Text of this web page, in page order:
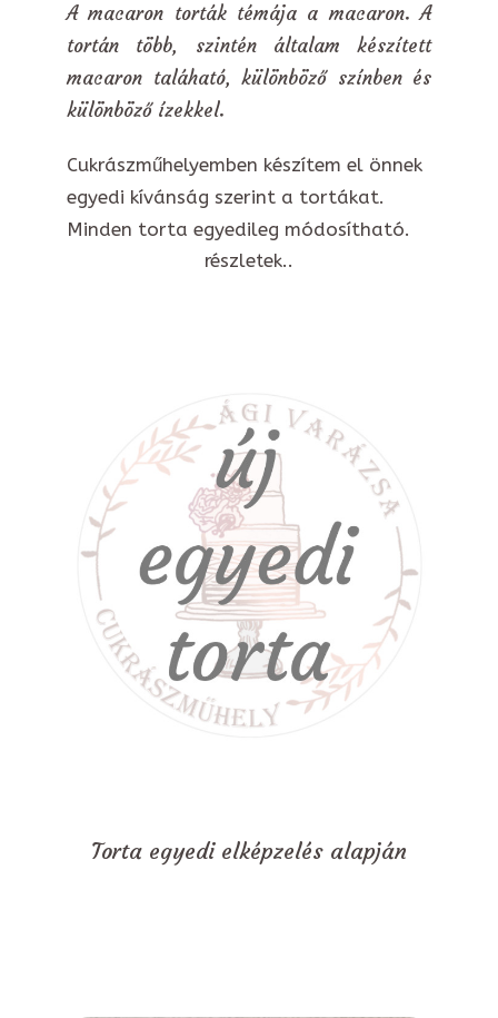
A macaron torták témája a macaron. A
tortán több, szintén általam készített
macaron taláható, különböző színben és
különböző ízekkel.
Cukrászműhelyemben készítem el önnek
egyedi kívánság szerint a tortákat.
Minden torta egyedileg módosítható.
részletek..
Torta egyedi elképzelés alapján